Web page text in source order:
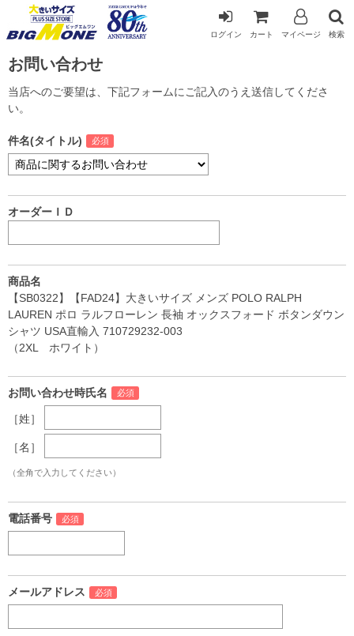
ログイン カート マイページ 検索
お問い合わせ
当店へのご要望は、下記フォームにご記入のうえ送信してくださ
い。
件名(タイトル)
オーダーＩＤ
商品名
【SB0322】【FAD24】大きいサイズ メンズ POLO RALPH
LAUREN ポロ ラルフローレン 長袖 オックスフォード ボタンダウン
シャツ USA直輸入 710729232-003
（2XL ホワイト）
お問い合わせ時氏名
［姓］
［名］
（全角で入力してください）
電話番号
メールアドレス